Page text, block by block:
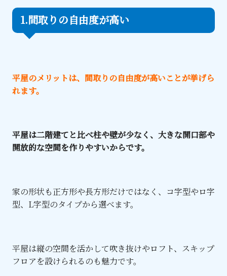
1.間取りの自由度が高い
平屋のメリットは、間取りの自由度が高いことが挙げら
れます。
平屋は二階建てと比べ柱や壁が少なく、大きな開口部や
開放的な空間を作りやすいからです。
家の形状も正方形や長方形だけではなく、コ字型やロ字
型、L字型のタイプから選べます。
平屋は縦の空間を活かして吹き抜けやロフト、スキップ
フロアを設けられるのも魅力です。